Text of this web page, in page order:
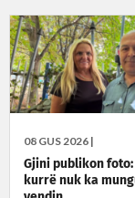
08 GUS 2026 |
Gjini publikon
kurrë nuk ka